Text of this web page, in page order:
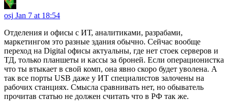
osj Jan 7 at 18:54
Отделения и офисы с ИТ, аналитиками, разрабами,
маркетингом это разные здания обычно. Сейчас вообще
переход на Digital офисы актуальны, где нет стоек серверов и
ТД, только планшеты и кассы за броней. Если операционистка
что ты втыкает в свой комп, она явно скоро будет уволена. А
так все порты USB даже у ИТ специалистов залочены на
рабочих станциях. Смысла сравнивать нет, но обыватель
прочитав статью не должен считать что в РФ так же.